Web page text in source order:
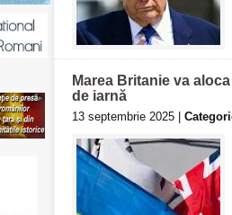
Marea Britanie va
de iarnă
13 septembrie 2025 |